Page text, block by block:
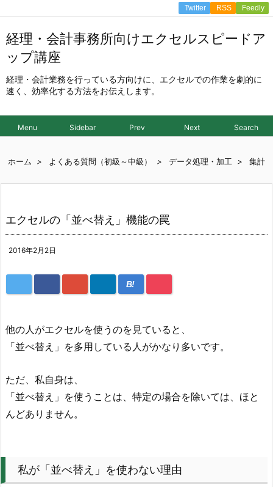
経理・会計事務所向けエクセルスピードア
ップ講座
経理・会計業務を行っている方向けに、エクセルでの作業を劇的に
速く、効率化する方法をお伝えします。
Menu Sidebar Prev Next Search
Twitter RSS Feedly
ホーム > よくある質問（初級～中級） > データ処理・加工 > 集計
エクセルの「並べ替え」機能の罠
2016年2月2日
B!
他の人がエクセルを使うのを見ていると、
「並べ替え」を多用している人がかなり多いです。
ただ、私自身は、
「並べ替え」を使うことは、特定の場合を除いては、ほと
んどありません。
私が「並べ替え」を使わない理由